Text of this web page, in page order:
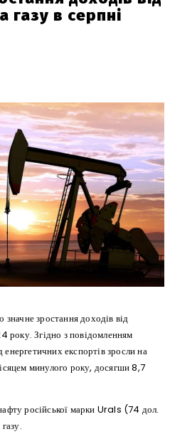
газу в серпні
значне зростання доходів від
року. Згідно з повідомленням
експортів зросли на
минулого року, досягши 8,7
російської марки Urals (74 дол.